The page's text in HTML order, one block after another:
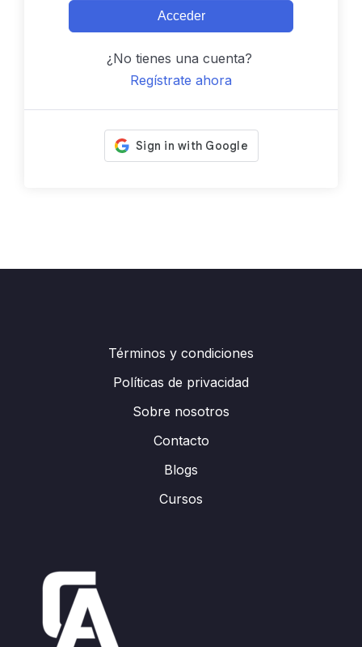
Acceder
¿No tienes una cuenta?
Regístrate ahora
Términos y condiciones
Políticas de privacidad
Sobre nosotros
Contacto
Blogs
Cursos